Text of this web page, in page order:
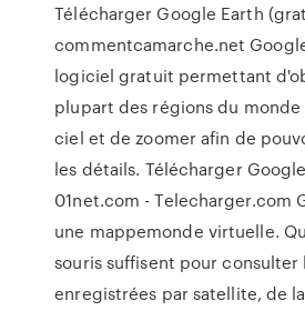
Télécharger Google Earth
commentcamarche.net
logiciel gratuit permettant
plupart des régions du monde
ciel et de zoomer afin de
les détails. Télécharger
01net.com - Telecharger.com
une mappemonde virtuelle.
souris suffisent pour consulter
enregistrées par satellite, de